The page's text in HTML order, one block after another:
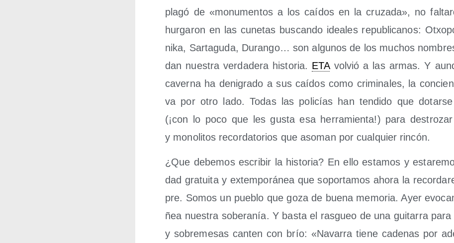
pla­gó de «monu­men­tos a los caí­dos en la cru­za­da», no
hur­ga­ron en las cune­tas bus­can­do idea­les repu­bli­ca­nos:
ni­ka, Sar­ta­gu­da, Duran­go… son algu­nos de los muchos
dan nues­tra ver­da­de­ra his­to­ria. ETAvol­vió a las armas. Y
caver­na ha deni­gra­do a sus caí­dos como cri­mi­na­les, la
va por otro lado. Todas las poli­cías han ten­di­do que
(¡con lo poco que les gus­ta esa herra­mien­ta!) para
y mono­li­tos recor­da­to­rios que aso­man por cual­quier rincón.
¿Que debe­mos escri­bir la his­to­ria? En ello esta­mos y
dad gra­tui­ta y extem­po­rá­nea que sopor­ta­mos aho­ra la
pre. Somos un pue­blo que goza de bue­na memo­ria. Ayer
ñea nues­tra sobe­ra­nía. Y bas­ta el ras­gueo de una gui­ta­rra
y sobre­me­sas can­ten con brío: «Nava­rra tie­ne cade­nas por